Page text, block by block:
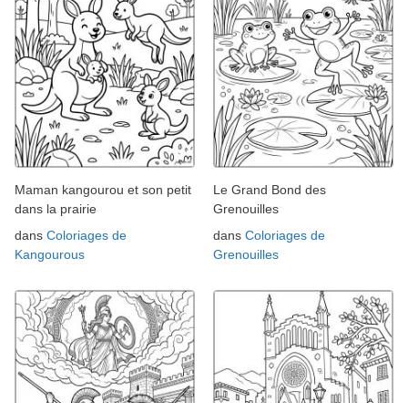
Maman kangourou et son petit
dans la prairie
dans Coloriages de
Kangourous
Le Grand Bond des
Grenouilles
dans Coloriages de
Grenouilles